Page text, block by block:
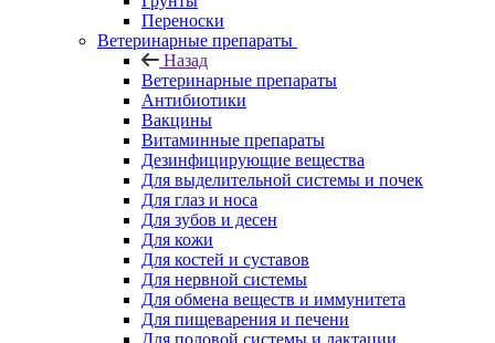
Переноски
Ветеринарные препараты
Назад
Ветеринарные препараты
Антибиотики
Вакцины
Витаминные препараты
Дезинфицирующие вещества
Для выделительной системы и почек
Для глаз и носа
Для зубов и десен
Для кожи
Для костей и суставов
Для нервной системы
Для обмена веществ и иммунитета
Для пищеварения и печени
Для половой системы и лактации